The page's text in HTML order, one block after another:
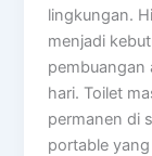
lingkungan.
menjadi
pembuangan
hari. Toilet
permanen di
portable